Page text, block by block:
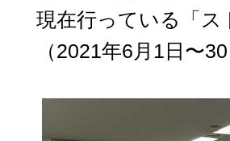
現在行っている「ス
（2021年6月1日〜